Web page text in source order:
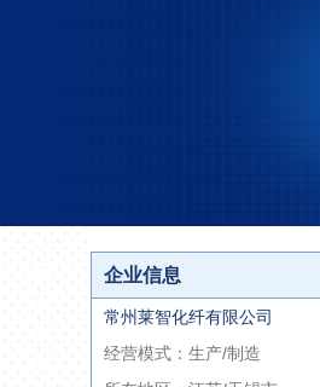
企业信息
常州莱智化纤有限公司
经营模式：生产/制造